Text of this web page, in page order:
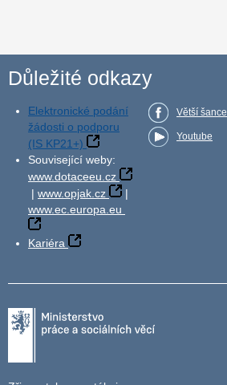
Důležité odkazy
Elektronické podání
žádosti o podporu
(IS KP21+)
Související weby:
www.dotaceeu.cz
| www.opjak.cz
|
www.ec.europa.eu
Kariéra
Větší šance
Youtube